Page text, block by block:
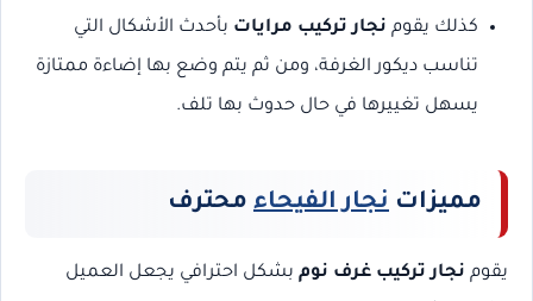
كذلك يقوم نجار تركيب مرايات بأحدث الأشكال التي
تناسب ديكور الغرفة، ومن ثم يتم وضع بها إضاءة ممتازة
يسهل تغييرها في حال حدوث بها تلف.
مميزات نجار الفيحاء محترف
يقوم نجار تركيب غرف نوم بشكل احترافي يجعل العميل